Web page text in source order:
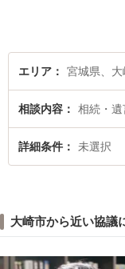
エリア 宮城県、大
相談内容 相続・
詳細条件 未選択
大崎市から近い協議